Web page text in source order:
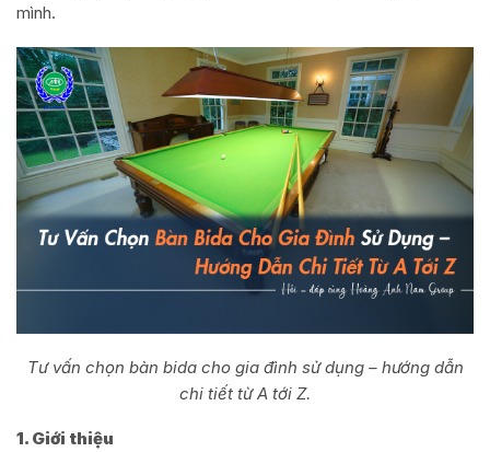
mình.
Tư vấn chọn bàn bida cho gia đình sử dụng – hướng dẫn
chi tiết từ A tới Z.
1. Giới thiệu